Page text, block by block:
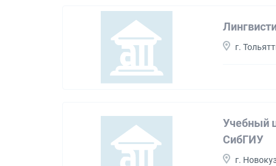
г.
Учебный
СибГИУ
г.